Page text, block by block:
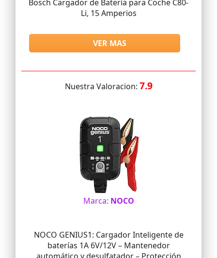
Bosch Cargador de Batería para Coche C80-
Li, 15 Amperios
VER MAS
Nuestra Valoracion: 7.9
Marca: NOCO
NOCO GENIUS1: Cargador Inteligente de
baterías 1A 6V/12V – Mantenedor